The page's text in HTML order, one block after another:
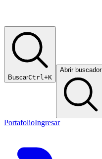
BuscarCtrl+K
Abrir buscador
PortafolioIngresar